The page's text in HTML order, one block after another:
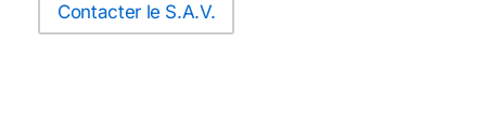
Contacter le S.A.V.